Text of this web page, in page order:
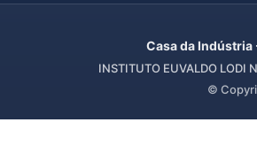
Casa da Indústria
INSTITUTO EUVALDO LODI
©